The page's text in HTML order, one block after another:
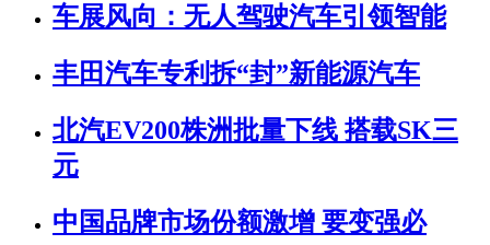
车展风向：无人驾驶汽车引领智能
丰田汽车专利拆“封”新能源汽车
北汽EV200株洲批量下线 搭载SK三
元
中国品牌市场份额激增 要变强必